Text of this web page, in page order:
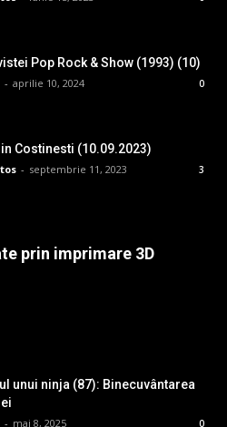
Pop Rock & Show (1993) (10)
- aprilie 10, 2024 0
Costinesti (10.09.2023)
- septembrie 11, 2023 3
prin imprimare 3D
unui ninja (87): Binecuvântarea
- mai 8, 2025 0